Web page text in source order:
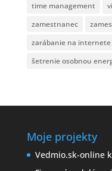
time management
zamestnanec
zarábanie na internete
šetrenie osobnou
Moje projekty
Vedmio.sk-online